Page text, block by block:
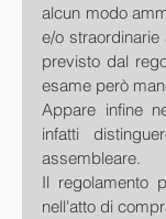
alcun modo
e/o
previsto dal
esame però
Appare infine
infatti
assembleare.
Il regolamento
nell'atto di